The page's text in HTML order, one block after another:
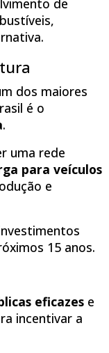
dos maiores
é o
.
uma rede
para veículos
e
15 anos.
eficazes e
incentivar a